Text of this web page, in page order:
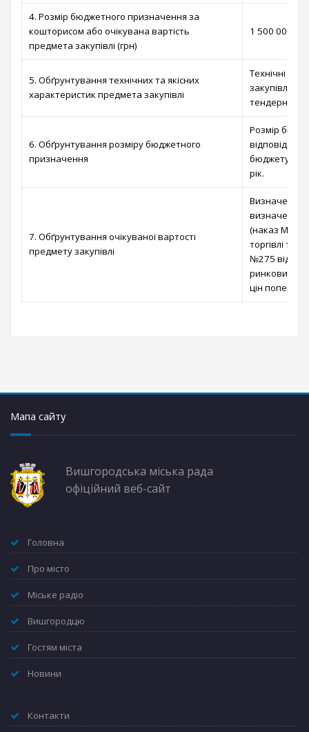
4. Розмір бюджетного призначення за
кошторисом або очікувана вартість
предмета закупівлі (грн)
1 500 000,00
5. Обґрунтування технічних та якісних
характеристик предмета закупівлі
Технічні та
закупівлі
тендерної
6. Обґрунтування розміру бюджетного
призначення
Розмір
відповідно
бюджету
рік.
7. Обґрунтування очікуваної вартості
предмету закупівлі
Визначено
визначення
(наказ
торгівлі та
№275 від
ринкових
цін
Мапа сайту
Вишгородська міська рада
офіційний веб-сайт
Головна
Про місто
Міське радіо
Вишгородцю
Гостям міста
Новини
Контакти